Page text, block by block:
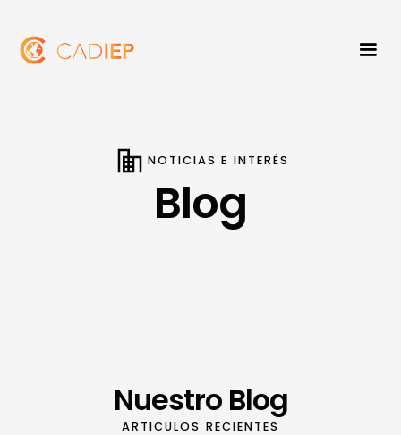
NOTICIAS E INTERÉS
Blog
Nuestro Blog
ARTICULOS RECIENTES